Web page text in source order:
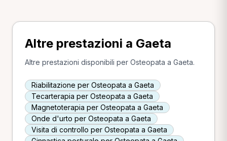
Altre prestazioni a Gaeta
Altre prestazioni disponibili per Osteopata a Gaeta.
Riabilitazione per Osteopata a Gaeta
Tecarterapia per Osteopata a Gaeta
Magnetoterapia per Osteopata a Gaeta
Onde d'urto per Osteopata a Gaeta
Visita di controllo per Osteopata a Gaeta